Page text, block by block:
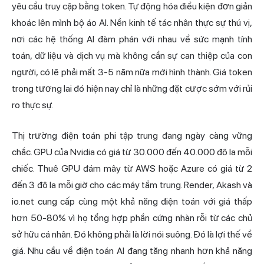
yêu cầu truy cập bằng token. Tự động hóa điều kiện đơn giản
khoác lên mình bộ áo AI. Nền kinh tế tác nhân thực sự thú vị,
nơi các hệ thống AI đàm phán với nhau về sức mạnh tính
toán, dữ liệu và dịch vụ mà không cần sự can thiệp của con
người, có lẽ phải mất 3-5 năm nữa mới hình thành. Giá token
trong tương lai đó hiện nay chỉ là những đặt cược sớm với rủi
ro thực sự.
Thị trường điện toán phi tập trung đang ngày càng vững
chắc. GPU của Nvidia có giá từ 30.000 đến 40.000 đô la mỗi
chiếc. Thuê GPU đám mây từ AWS hoặc Azure có giá từ 2
đến 3 đô la mỗi giờ cho các máy tầm trung. Render, Akash và
io.net cung cấp cùng một khả năng điện toán với giá thấp
hơn 50-80% vì họ tổng hợp phần cứng nhàn rỗi từ các chủ
sở hữu cá nhân. Đó không phải là lời nói suông. Đó là lợi thế về
giá. Nhu cầu về điện toán AI đang tăng nhanh hơn khả năng